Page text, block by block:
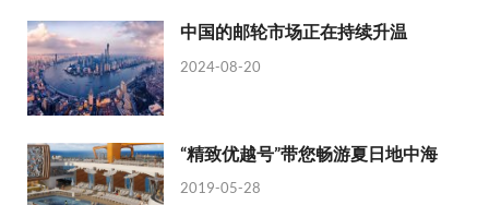
中国的邮轮市场正在持续升温
2024-08-20
“精致优越号”带您畅游夏日地中海
2019-05-28